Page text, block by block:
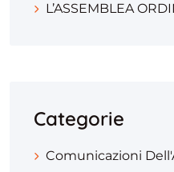
L’ASSEMBLEA
Categorie
Comunicazioni